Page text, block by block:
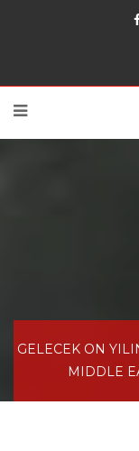
GELECEK ON
MIDDLE